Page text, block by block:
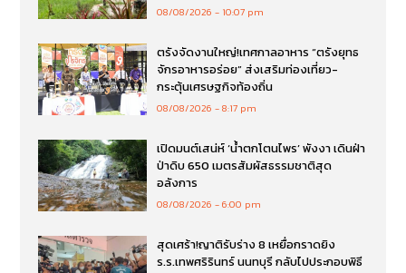
08/08/2026 10:07 pm
ตรังจัดงานใหญ่!เทศกาลอาหาร “ตรังยุทธ
จักรอาหารอร่อย” ส่งเสริมท่องเที่ยว-
กระตุ้นเศรษฐกิจท้องถิ่น
08/08/2026 8:17 pm
เปิดมนต์เสน่ห์ ‘น้ำตกโตนไพร’ พังงา เดินฝ่า
ป่าดิบ 650 เมตรสัมผัสธรรมชาติสุด
อลังการ
08/08/2026 6:00 pm
สุดเศร้า!ญาติรับร่าง 8 เหยื่อกราดยิง
ร.ร.เทพศริรินทร์ นนทบุรี กลับไปประกอบพิธี